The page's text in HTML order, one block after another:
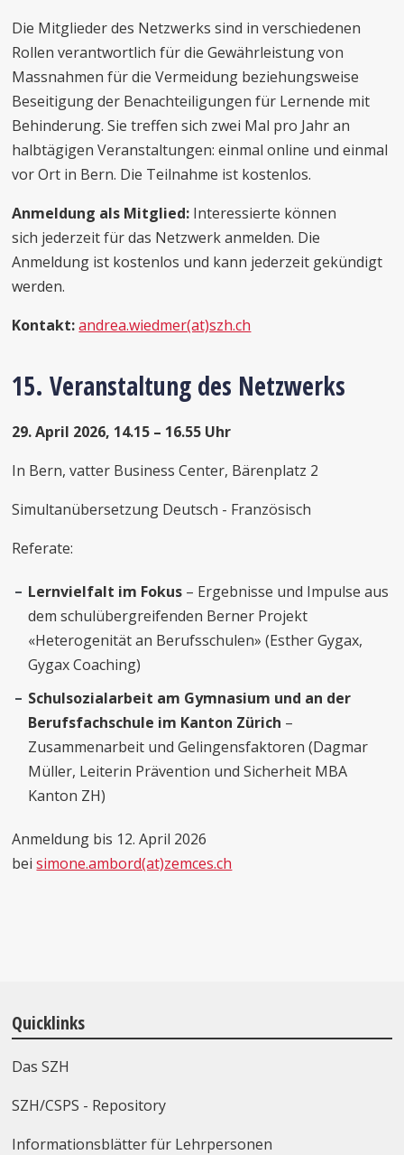
Die Mitglieder des Netzwerks sind in verschiedenen
Rollen verantwortlich für die Gewährleistung von
Massnahmen für die Vermeidung beziehungsweise
Beseitigung der Benachteiligungen für Lernende mit
Behinderung. Sie treffen sich zwei Mal pro Jahr an
halbtägigen Veranstaltungen: einmal online und einmal
vor Ort in Bern. Die Teilnahme ist kostenlos.
Anmeldung als Mitglied: Interessierte können
sich jederzeit für das Netzwerk anmelden. Die
Anmeldung ist kostenlos und kann jederzeit gekündigt
werden.
Kontakt: andrea.wiedmer(at)szh.ch
15. Veranstaltung des Netzwerks
29. April 2026, 14.15 – 16.55 Uhr
In Bern, vatter Business Center, Bärenplatz 2
Simultanübersetzung Deutsch - Französisch
Referate:
Lernvielfalt im Fokus – Ergebnisse und Impulse aus
dem schulübergreifenden Berner Projekt
«Heterogenität an Berufsschulen» (Esther Gygax,
Gygax Coaching)
Schulsozialarbeit am Gymnasium und an der
Berufsfachschule im Kanton Zürich –
Zusammenarbeit und Gelingensfaktoren (Dagmar
Müller, Leiterin Prävention und Sicherheit MBA
Kanton ZH)
Anmeldung bis 12. April 2026
beisimone.ambord(at)zemces.ch
Quicklinks
Das SZH
SZH/CSPS - Repository
Informationsblätter für Lehrpersonen